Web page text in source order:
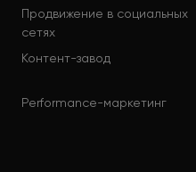
Продвижение в социальных
сетях
Контент-завод
Performance-маркетинг